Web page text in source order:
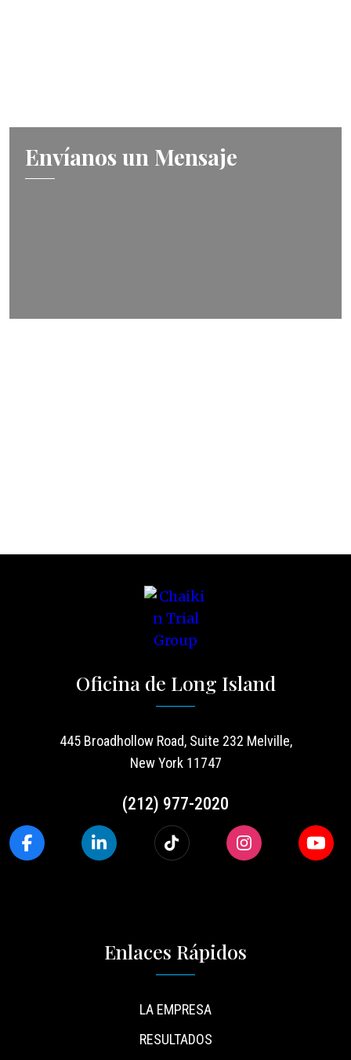
Envíanos un Mensaje
Oficina de Long Island
445 Broadhollow Road, Suite 232 Melville,
New York 11747
(212) 977-2020
Enlaces Rápidos
LA EMPRESA
RESULTADOS